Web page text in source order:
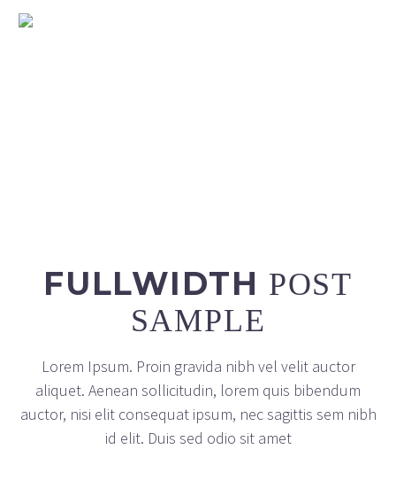
FULLWIDTH POST
SAMPLE
Lorem Ipsum. Proin gravida nibh vel velit auctor
aliquet. Aenean sollicitudin, lorem quis bibendum
auctor, nisi elit consequat ipsum, nec sagittis sem nibh
id elit. Duis sed odio sit amet